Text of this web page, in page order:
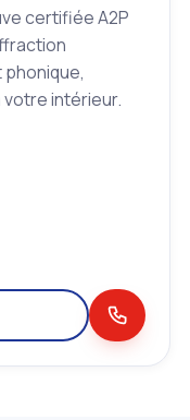
certifiée A2P
intérieur.